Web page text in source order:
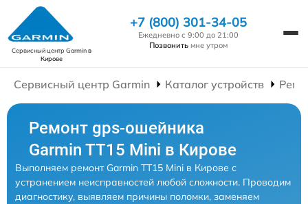
Сервисный центр Garminв
Кирове
+7 (800) 301-34-05
Ежедневно с 9:00 до 21:00
Позвонить мне утром
Сервисный центр Garmin Каталог устройств
Ремонт gps-ошейника
Garmin TT15 Mini в Кирове
Выполняем ремонт Garmin TT15 Mini в Кирове с
устранением неисправностей любой сложности. Проводим
диагностику, выявляем причины поломки, заменяем